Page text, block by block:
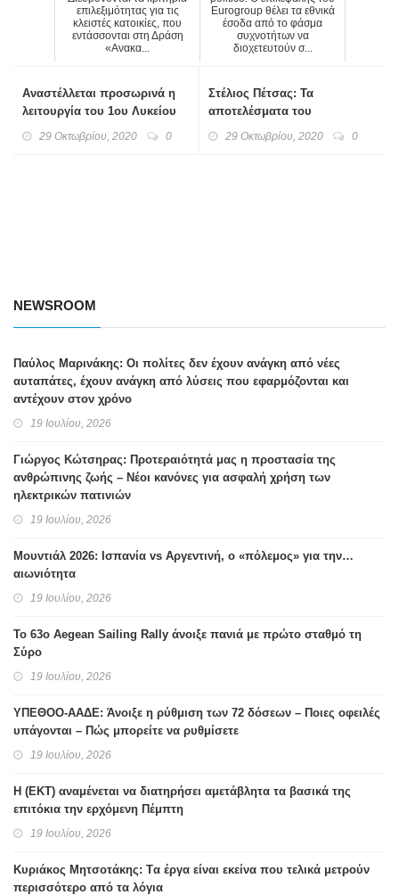
επιλεξιμότητας για τις
κλειστές κατοικίες, που
εντάσσονται στη Δράση
«Ανακα...
Eurogroup θέλει τα εθνικά
έσοδα από το φάσμα
συχνοτήτων να
διοχετευτούν σ...
Αναστέλλεται προσωρινά η
λειτουργία του 1ου Λυκείου
και Τμήματος του
2ουΓυμνασίου Ελευσίνας
29 Οκτωβρίου, 2020 0
Στέλιος Πέτσας: Τα
αποτελέσματα του
υπουργικού συμβουλίου
29 Οκτωβρίου, 2020 0
NEWSROOM
Παύλος Μαρινάκης: Οι πολίτες δεν έχουν ανάγκη από νέες
αυταπάτες, έχουν ανάγκη από λύσεις που εφαρμόζονται και
αντέχουν στον χρόνο
19 Ιουλίου, 2026
Γιώργος Κώτσηρας: Προτεραιότητά μας η προστασία της
ανθρώπινης ζωής – Νέοι κανόνες για ασφαλή χρήση των
ηλεκτρικών πατινιών
19 Ιουλίου, 2026
Μουντιάλ 2026: Ισπανία vs Αργεντινή, ο «πόλεμος» για την…
αιωνιότητα
19 Ιουλίου, 2026
Το 63ο Aegean Sailing Rally άνοιξε πανιά με πρώτο σταθμό τη
Σύρο
19 Ιουλίου, 2026
ΥΠΕΘΟΟ-ΑΑΔΕ: Άνοιξε η ρύθμιση των 72 δόσεων – Ποιες οφειλές
υπάγονται – Πώς μπορείτε να ρυθμίσετε
19 Ιουλίου, 2026
H (ΕΚΤ) αναμένεται να διατηρήσει αμετάβλητα τα βασικά της
επιτόκια την ερχόμενη Πέμπτη
19 Ιουλίου, 2026
Κυριάκος Μητσοτάκης: Tα έργα είναι εκείνα που τελικά μετρούν
περισσότερο από τα λόγια